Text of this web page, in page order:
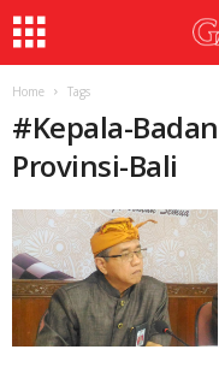
Home Tags
#Kepala-
Provinsi-Bali